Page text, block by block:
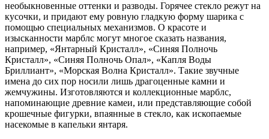
необыкновенные оттенки и разводы. Горячее стекло режут на
кусочки, и придают ему ровную гладкую форму шарика с
помощью специальных механизмов. О красоте и
изысканности марблс могут многое сказать названия,
например, «Янтарный Кристалл», «Синяя Полночь
Кристалл», «Синяя Полночь Опал», «Капля Воды
Бриллиант», «Морская Волна Кристалл». Такие звучные
имена до сих пор носили лишь драгоценные камни и
жемчужины. Изготовляются и коллекционные марблс,
напоминающие древние камеи, или представляющие собой
крошечные фигурки, впаянные в стекло, как ископаемые
насекомые в капельки янтаря.